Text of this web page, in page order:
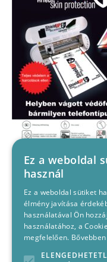
Ez a weboldal
használ
Ez a weboldal sütiket
élmény javítása
használatával Ön
használatához, a
megfelelően. Bővebben